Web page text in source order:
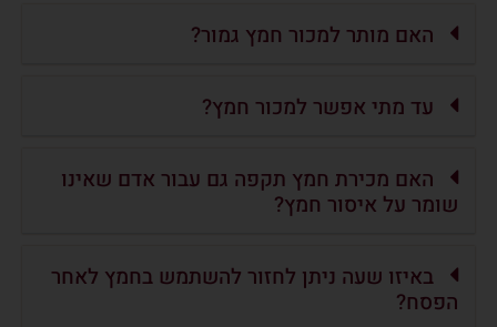
האם מותר למכור חמץ גמור?
עד מתי אפשר למכור חמץ?
האם מכירת חמץ תקפה גם עבור אדם שאינו
שומר על איסור חמץ?
באיזו שעה ניתן לחזור להשתמש בחמץ לאחר
הפסח?